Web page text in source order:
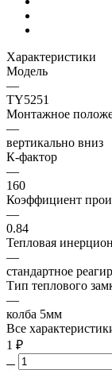
Характеристики
Модель
—
TY5251
Монтажное
—
вертикально вниз
К-фактор
—
160
Коэффициент
—
0.84
Тепловая
—
стандартное
Тип теплового
—
колба 5мм
Все
1 ₽